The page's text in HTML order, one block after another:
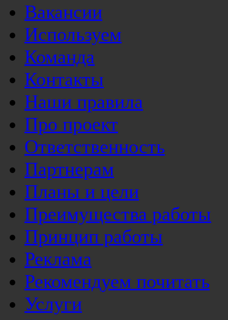
Вакансии
Используем
Команда
Контакты
Наши правила
Про проект
Ответственность
Партнерам
Планы и цели
Преимущества работы
Принцип работы
Реклама
Рекомендуем почитать
Услуги